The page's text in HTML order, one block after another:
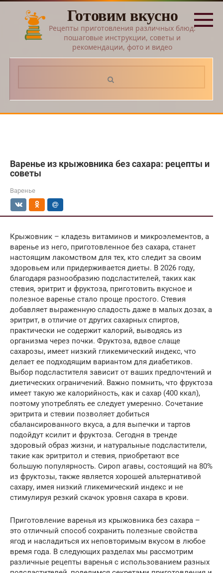
Перейти
контенту
Готовим вкусно
Рецепты приготовления различных блюд:
пошаговые инструкции, советы и
рекомендации, фото и видео
Варенье из крыжовника без сахара: рецепты и
советы
Варенье
Крыжовник – кладезь витаминов и микроэлементов, а
варенье из него, приготовленное без сахара, станет
настоящим лакомством для тех, кто следит за своим
здоровьем или придерживается диеты. В 2026 году,
благодаря разнообразию подсластителей, таких как
стевия, эритрит и фруктоза, приготовить вкусное и
полезное варенье стало проще простого. Стевия
добавляет выраженную сладость даже в малых дозах, а
эритрит, в отличие от других сахарных спиртов,
практически не содержит калорий, выводясь из
организма через почки. Фруктоза, вдвое слаще
сахарозы, имеет низкий гликемический индекс, что
делает ее подходящим вариантом для диабетиков.
Выбор подсластителя зависит от ваших предпочтений и
диетических ограничений. Важно помнить, что фруктоза
имеет такую же калорийность, как и сахар (400 ккал),
поэтому употреблять ее следует умеренно. Сочетание
эритрита и стевии позволяет добиться
сбалансированного вкуса, а для выпечки и тартов
подойдут ксилит и фруктоза. Сегодня в тренде
здоровый образ жизни, и натуральные подсластители,
такие как эритритол и стевия, приобретают все
большую популярность. Сироп агавы, состоящий на 80%
из фруктозы, также является хорошей альтернативой
сахару, имея низкий гликемический индекс и не
стимулируя резкий скачок уровня сахара в крови.
Приготовление варенья из крыжовника без сахара –
это отличный способ сохранить полезные свойства
ягод и насладиться их неповторимым вкусом в любое
время года. В следующих разделах мы рассмотрим
различные рецепты варенья с использованием разных